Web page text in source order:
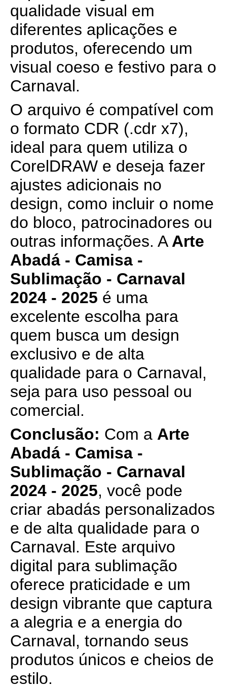
qualidade visual em
diferentes aplicações e
produtos, oferecendo um
visual coeso e festivo para o
Carnaval.
O arquivo é compatível com
o formato CDR (.cdr x7),
ideal para quem utiliza o
CorelDRAW e deseja fazer
ajustes adicionais no
design, como incluir o nome
do bloco, patrocinadores ou
outras informações. A Arte
Abadá - Camisa -
Sublimação - Carnaval
2024 - 2025 é uma
excelente escolha para
quem busca um design
exclusivo e de alta
qualidade para o Carnaval,
seja para uso pessoal ou
comercial.
Conclusão: Com a Arte
Abadá - Camisa -
Sublimação - Carnaval
2024 - 2025, você pode
criar abadás personalizados
e de alta qualidade para o
Carnaval. Este arquivo
digital para sublimação
oferece praticidade e um
design vibrante que captura
a alegria e a energia do
Carnaval, tornando seus
produtos únicos e cheios de
estilo.